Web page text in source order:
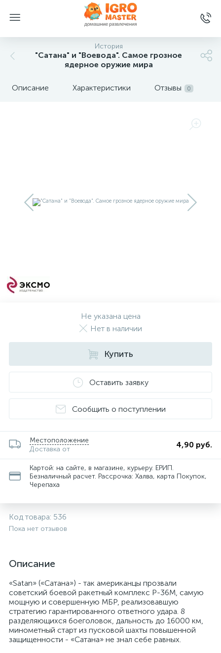
История
"Сатана" и "Воевода". Самое грозное
ядерное оружие мира
Описание Характеристики Отзывы 0
Не указана цена
Нет в наличии
Купить
Оставить заявку
Сообщить о поступлении
Местоположение
Доставка от
4,90 руб.
Картой: на сайте, в магазине, курьеру. ЕРИП.
Безналичный расчет. Рассрочка: Халва, карта Покупок,
Черепаха
Код товара: 536
Пока нет отзывов
Описание
«Satan» («Сатана») - так американцы прозвали
советский боевой ракетный комплекс Р-36М, самую
мощную и совершенную МБР, реализовавшую
стратегию гарантированного ответного удара. 8
разделяющихся боеголовок, дальность до 16000 км,
минометный старт из пусковой шахты повышенной
защищенности - «Сатана» не знал себе равных.